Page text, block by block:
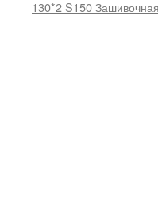
130*2 S150 Зашивочная